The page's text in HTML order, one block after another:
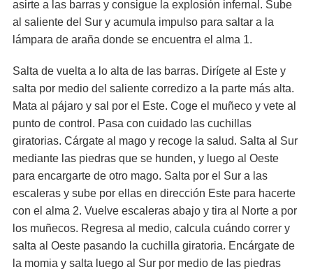
asirte a las barras y consigue la explosión infernal. Sube
al saliente del Sur y acumula impulso para saltar a la
lámpara de araña donde se encuentra el alma 1.
Salta de vuelta a lo alta de las barras. Dirígete al Este y
salta por medio del saliente corredizo a la parte más alta.
Mata al pájaro y sal por el Este. Coge el muñeco y vete al
punto de control. Pasa con cuidado las cuchillas
giratorias. Cárgate al mago y recoge la salud. Salta al Sur
mediante las piedras que se hunden, y luego al Oeste
para encargarte de otro mago. Salta por el Sur a las
escaleras y sube por ellas en dirección Este para hacerte
con el alma 2. Vuelve escaleras abajo y tira al Norte a por
los muñecos. Regresa al medio, calcula cuándo correr y
salta al Oeste pasando la cuchilla giratoria. Encárgate de
la momia y salta luego al Sur por medio de las piedras